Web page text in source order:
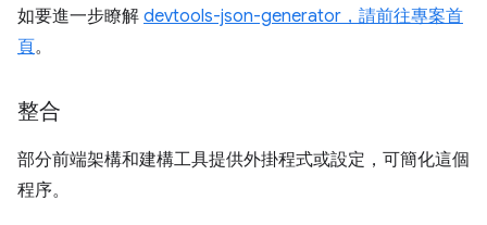
如要進一步瞭解 devtools-json-generator，請前往專案首
頁。
整合
部分前端架構和建構工具提供外掛程式或設定，可簡化這個
程序。